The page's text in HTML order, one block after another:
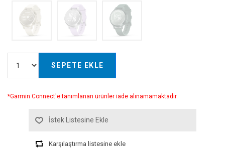
SEPETE EKLE
*Garmin Connect'e tanımlanan ürünler iade alınamamaktadır.
İstek Listesine Ekle
Karşılaştırma listesine ekle